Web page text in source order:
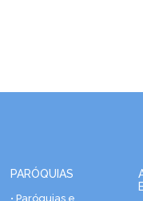
PARÓQUIAS
• Paróquias e